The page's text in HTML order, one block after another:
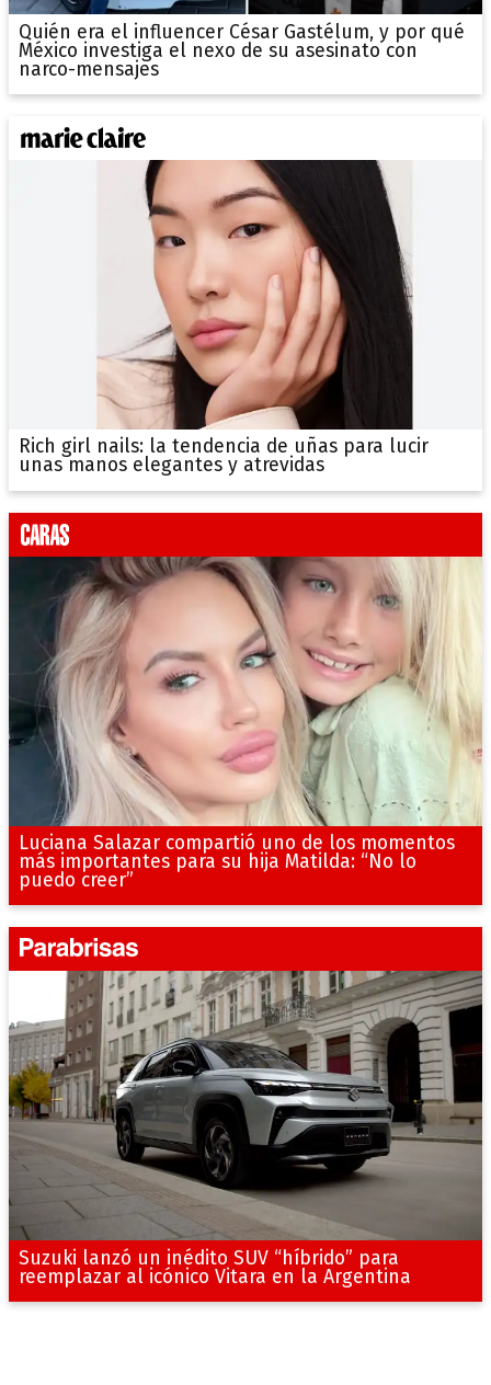
Quién era el influencer César Gastélum, y por qué
México investiga el nexo de su asesinato con
narco-mensajes
Rich girl nails: la tendencia de uñas para lucir
unas manos elegantes y atrevidas
Luciana Salazar compartió uno de los momentos
más importantes para su hija Matilda: “No lo
puedo creer”
Suzuki lanzó un inédito SUV “híbrido” para
reemplazar al icónico Vitara en la Argentina